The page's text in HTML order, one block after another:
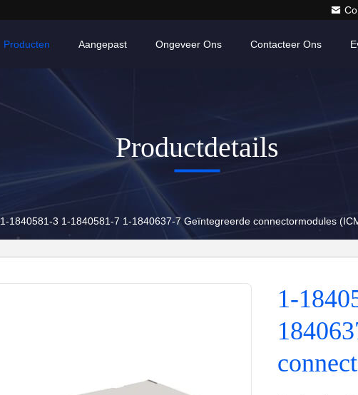
Producten Ongeveer Ons Contacteer Ons
Aangepast
Productdetails
1-1840581-3 1-1840581-7 1-1840637-7 Geïntegreerde connectormodules
1-